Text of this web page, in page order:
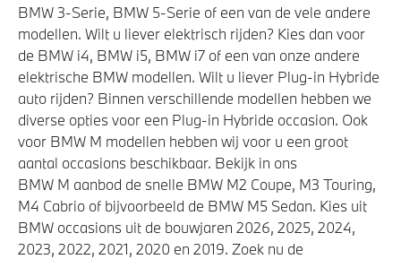
BMW 3-Serie, BMW 5-Serie of een van de vele andere
modellen. Wilt u liever elektrisch rijden? Kies dan voor
de BMW i4, BMW i5, BMW i7 of een van onze andere
elektrische BMW modellen. Wilt u liever Plug-in Hybride
auto rijden? Binnen verschillende modellen hebben we
diverse opties voor een Plug-in Hybride occasion. Ook
voor BMW M modellen hebben wij voor u een groot
aantal occasions beschikbaar. Bekijk in ons
BMW M aanbod de snelle BMW M2 Coupe, M3 Touring,
M4 Cabrio of bijvoorbeeld de BMW M5 Sedan. Kies uit
BMW occasions uit de bouwjaren 2026, 2025, 2024,
2023, 2022, 2021, 2020 en 2019. Zoek nu de